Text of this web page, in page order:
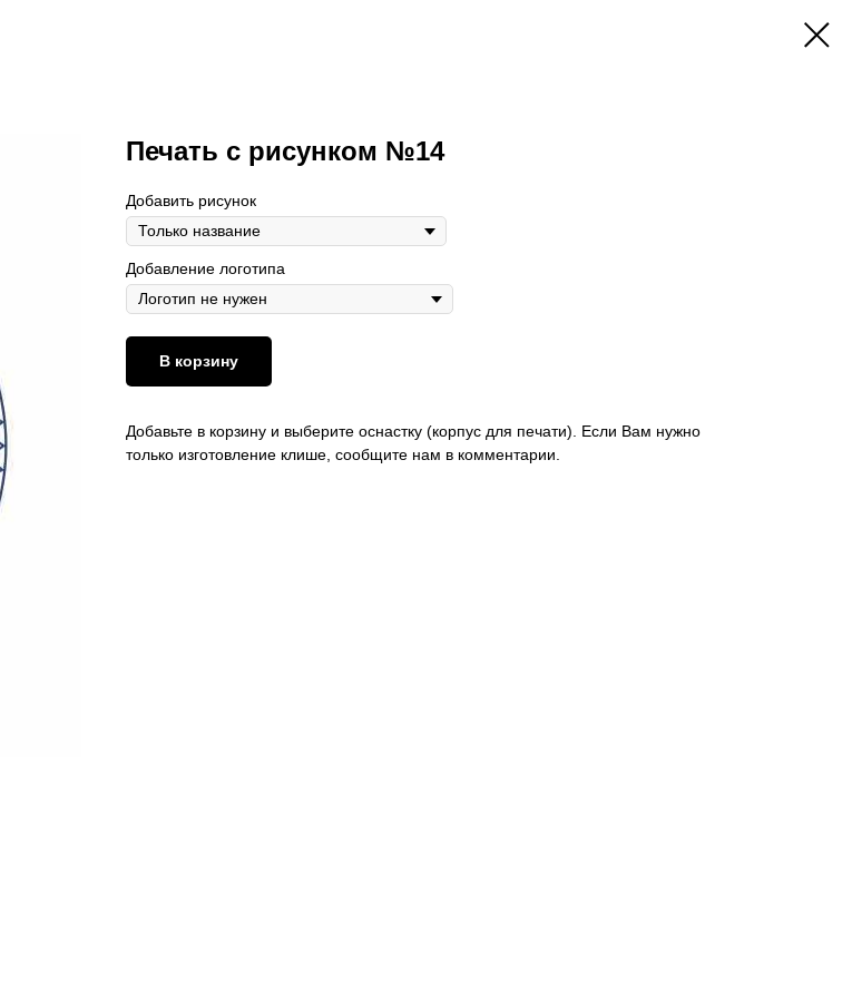
Печать с рисунком №14
Добавить рисунок
Добавление логотипа
В корзину
Добавьте в корзину и выберите оснастку (корпус для печати). Если Вам нужно
только изготовление клише, сообщите нам в комментарии.